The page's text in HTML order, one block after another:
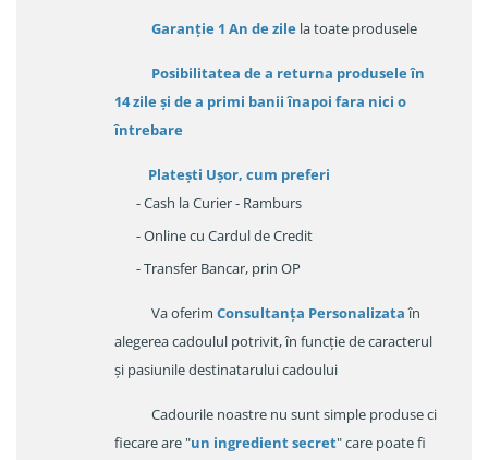
Garanție 1 An de zile la toate produsele
Posibilitatea de a returna produsele în
14 zileși de a primi banii înapoi fara nici o
întrebare
Platești Ușor, cum preferi
- Cash la Curier - Ramburs
- Online cu Cardul de Credit
- Transfer Bancar, prin OP
Va oferim Consultanța Personalizataîn
alegerea cadoulul potrivit, în funcție de caracterul
și pasiunile destinatarului cadoului
Cadourile noastre nu sunt simple produse ci
fiecare are "un ingredient secret" care poate fi